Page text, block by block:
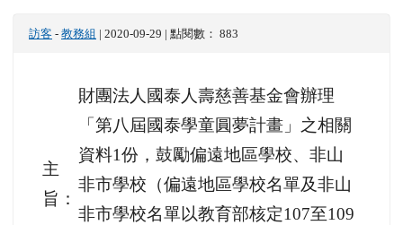
訪客 - 教務組 | 2020-09-29 | 點閱數： 883
主
旨：
財團法人國泰人壽慈善基金會辦理
「第八屆國泰學童圓夢計畫」之相關
資料1份，鼓勵偏遠地區學校、非山
非市學校（偏遠地區學校名單及非山
非市學校名單以教育部核定107至109